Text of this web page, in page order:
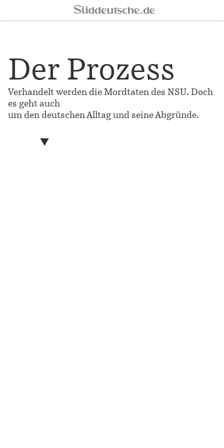
Der Prozess
Verhandelt werden die Mordtaten des NSU. Doch
es geht auch
um den deutschen Alltag und seine Abgründe.